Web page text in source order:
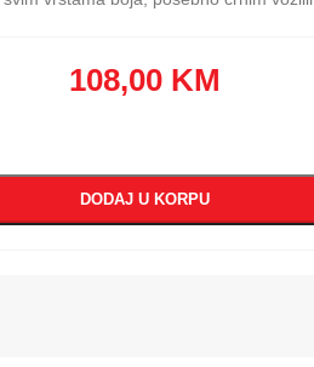
108,00 KM
DODAJ U KORPU